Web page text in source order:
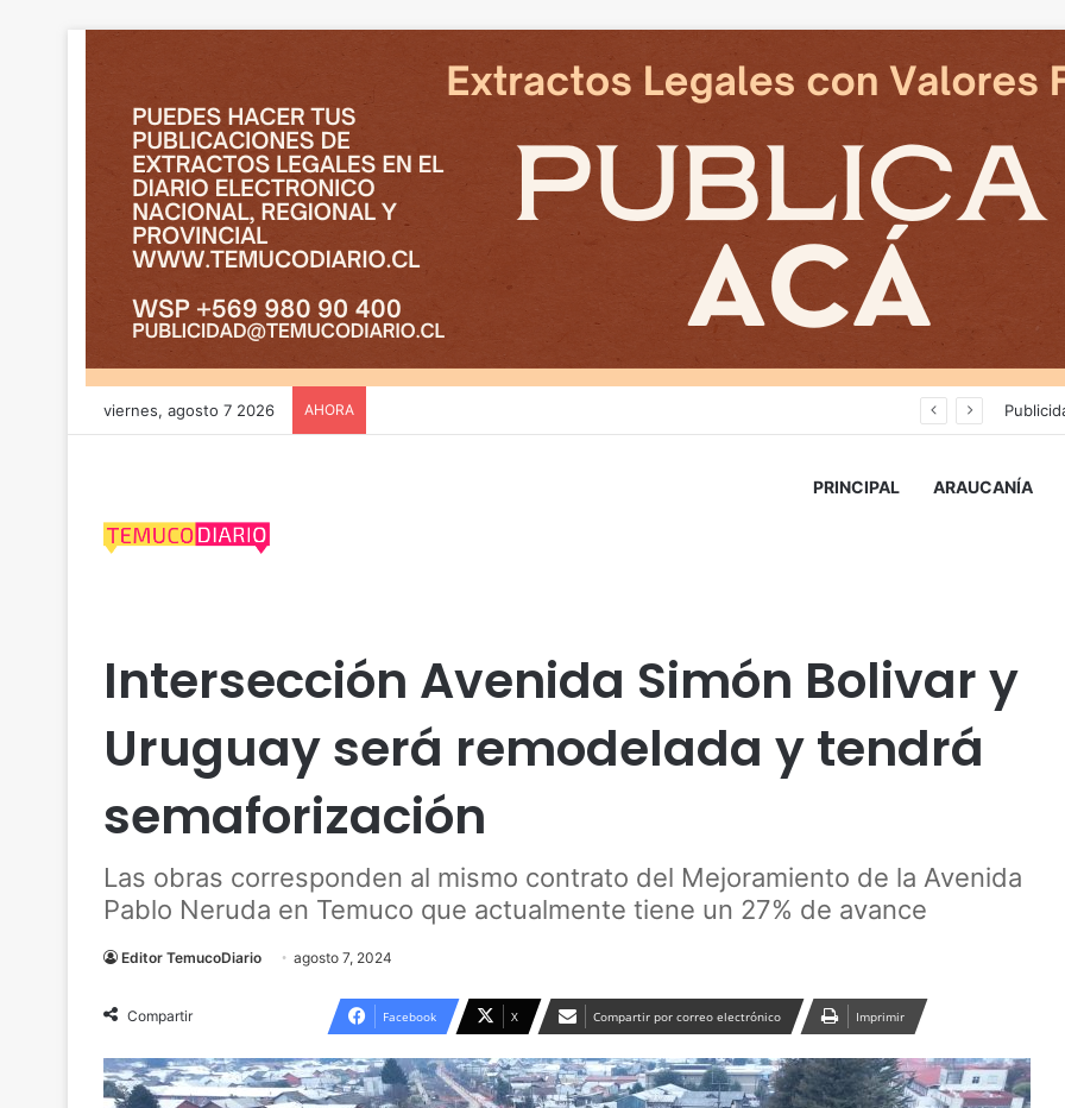
viernes, agosto 7 2026 AHORA
PRINCIPAL ARAUCANÍA
Intersección Avenida Simón Bolivar y
Uruguay será remodelada y tendrá
semaforización
Las obras corresponden al mismo contrato del Mejoramiento de la Avenida
Pablo Neruda en Temuco que actualmente tiene un 27% de avance
Editor TemucoDiario agosto 7, 2024
Compartir Facebook X Compartir por correo electrónico Imprimir